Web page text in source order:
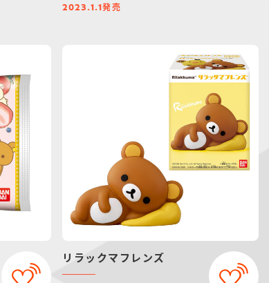
2023.1.1発売
リラックマフレンズ